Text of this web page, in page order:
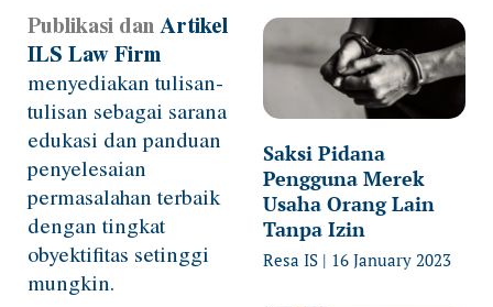
Publikasi danArtikel
ILS Law Firm
menyediakan tulisan-
tulisan sebagai sarana
edukasi dan panduan
penyelesaian
permasalahan terbaik
dengan tingkat
obyektifitas setinggi
mungkin.
Saksi Pidana
Pengguna Merek
Usaha Orang Lain
Tanpa Izin
Resa IS 16 January 2023
PagePagePage